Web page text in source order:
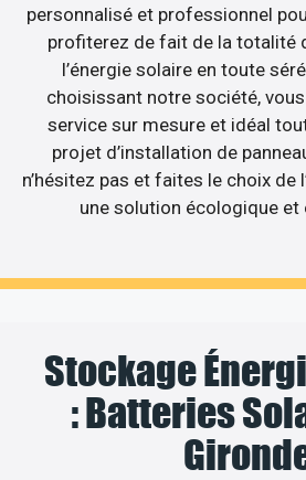
personnalisé et professionnel
profiterez de fait de la totalité
l’énergie solaire en toute
choisissant notre société, vous
service sur mesure et idéal
projet d’installation de
n’hésitez pas et faites le choix de
une solution écologique et
Stockage
: Batteries